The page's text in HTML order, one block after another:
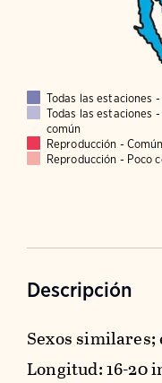
Todas las estaciones
Todas las estaciones -
común
Reproducción - Común
Reproducción - Poco
Descripción
Sexos
Longitud: 16-20